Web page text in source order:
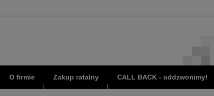
O firmie Zakup ratalny CALL BACK - oddzwonimy!